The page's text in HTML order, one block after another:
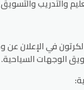
والتدريب
في الإعلان عن
الوجهات السياحية.